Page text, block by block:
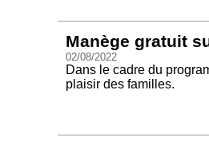
Manège gratuit
02/08/2022
Dans le cadre du
plaisir des familles.